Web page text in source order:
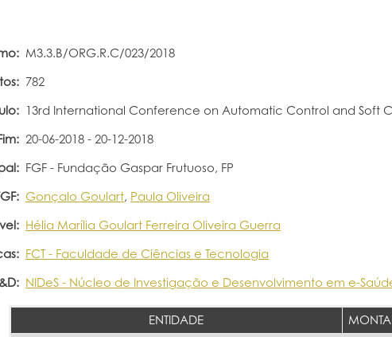
M3.3.B/ORG.R.C/023/2018
782
13rd International Conference on Automatic Control and Soft
20-06-2018 - 20-12-2018
FGF - Fundação Gaspar Frutuoso, FP
Gonçalo Goulart, Paula Oliveira
Hélia Marília Goulart Ferreira Oliveira Guerra
FCT - Faculdade de Ciências e Tecnologia
NIDeS - Núcleo de Investigação e Desenvolvimento em e-
ENTIDADE